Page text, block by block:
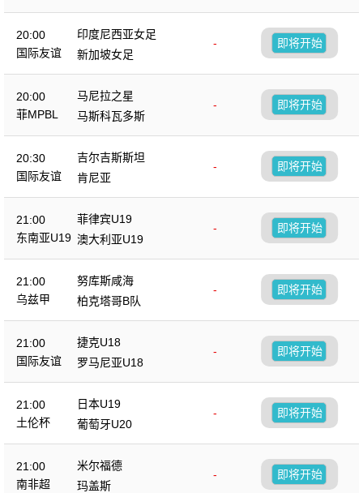
20:00
国际友谊
印度尼西亚女足
-
新加坡女足
即将开始
20:00
菲MPBL
马尼拉之星
-
马斯科瓦多斯
即将开始
20:30
国际友谊
吉尔吉斯斯坦
-
肯尼亚
即将开始
21:00
东南亚U19
菲律宾U19
-
澳大利亚U19
即将开始
21:00
乌兹甲
努库斯咸海
-
柏克塔哥B队
即将开始
21:00
国际友谊
捷克U18
-
罗马尼亚U18
即将开始
21:00
土伦杯
日本U19
-
葡萄牙U20
即将开始
21:00
南非超
米尔福德
-
玛盖斯
即将开始